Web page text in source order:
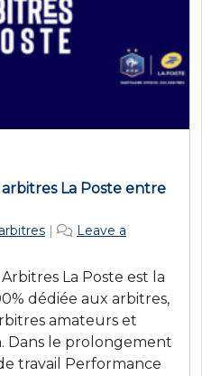
La Poste entre
|
Leave a
La Poste est la
dédiée aux arbitres,
amateurs et
Dans le prolongement
travail Performance